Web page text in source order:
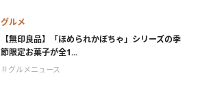
グルメ
【無印良品】「ほめられかぼちゃ」シリーズの季
節限定お菓子が全1...
＃グルメニュース